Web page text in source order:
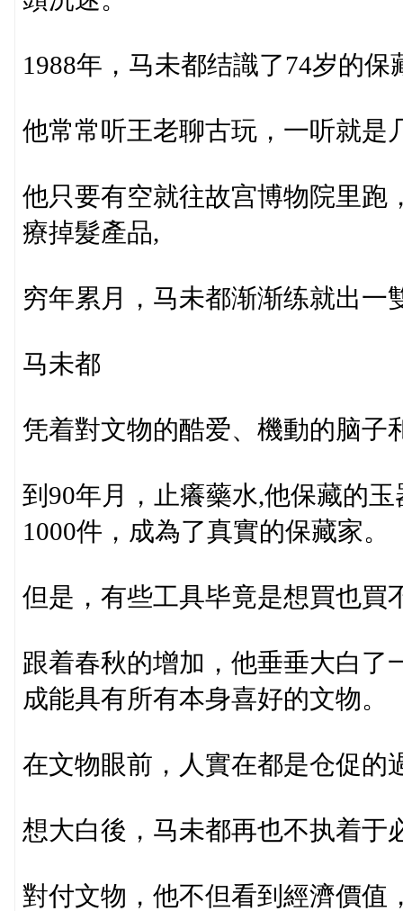
1988年，马未都结識了74岁的保
他常常听王老聊古玩，一听就是
他只要有空就往故宫博物院里跑
療掉髮產品,
穷年累月，马未都渐渐练就出一
马未都
凭着對文物的酷爱、機動的脑子
到90年月，止癢藥水,他保藏的
1000件，成為了真實的保藏家。
但是，有些工具毕竟是想買也買
跟着春秋的增加，他垂垂大白了
成能具有所有本身喜好的文物。
在文物眼前，人實在都是仓促的
想大白後，马未都再也不执着于
對付文物，他不但看到經濟價值